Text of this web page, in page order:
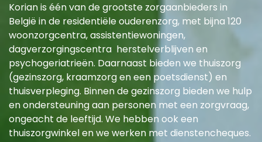
Korian is één van de grootste zorgaanbieders in
België in de residentiële ouderenzorg, met bijna 120
woonzorgcentra, assistentiewoningen,
dagverzorgingscentra herstelverblijven en
psychogeriatrieën. Daarnaast bieden we thuiszorg
(gezinszorg, kraamzorg en een poetsdienst) en
thuisverpleging. Binnen de gezinszorg bieden we hulp
en ondersteuning aan personen met een zorgvraag,
ongeacht de leeftijd. We hebben ook een
thuiszorgwinkel en we werken met dienstencheques.